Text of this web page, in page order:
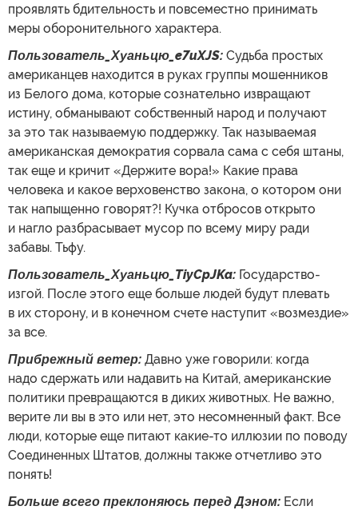
проявлять бдительность и повсеместно принимать
меры оборонительного характера.
Пользователь_Хуаньцю_e7uXJS: Судьба простых
американцев находится в руках группы мошенников
из Белого дома, которые сознательно извращают
истину, обманывают собственный народ и получают
за это так называемую поддержку. Так называемая
американская демократия сорвала сама с себя штаны,
так еще и кричит «Держите вора!» Какие права
человека и какое верховенство закона, о котором они
так напыщенно говорят?! Кучка отбросов открыто
и нагло разбрасывает мусор по всему миру ради
забавы. Тьфу.
Пользователь_Хуаньцю_TiyCpJKa: Государство-
изгой. После этого еще больше людей будут плевать
в их сторону, и в конечном счете наступит «возмездие»
за все.
Прибрежный ветер: Давно уже говорили: когда
надо сдержать или надавить на Китай, американские
политики превращаются в диких животных. Не важно,
верите ли вы в это или нет, это несомненный факт. Все
люди, которые еще питают какие-то иллюзии по поводу
Соединенных Штатов, должны также отчетливо это
понять!
Больше всего преклоняюсь перед Дэном: Если